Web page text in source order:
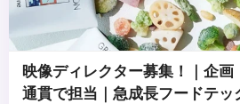
映像ディレクター募集！｜企
通貫で担当｜急成長フードテッ